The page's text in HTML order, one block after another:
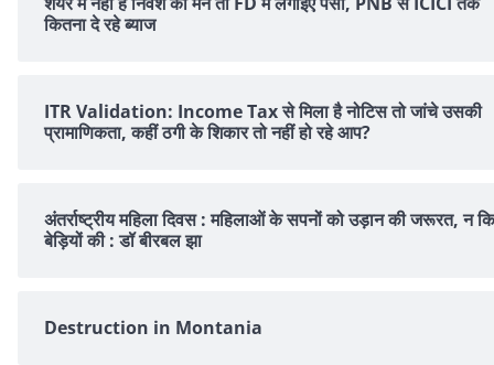
क‍ितना दे रहे ब्‍याज
ITR Validation: Income Tax से मिला है नोटिस तो जांचे उसकी
प्रामाणिकता, कहीं ठगी के शिकार तो नहीं हो रहे आप?
अंतर्राष्ट्रीय महिला दिवस : महिलाओं के सपनों को उड़ान की जरूरत, न कि
बेड़ियों की : डॉ बीरबल झा
Destruction in Montania